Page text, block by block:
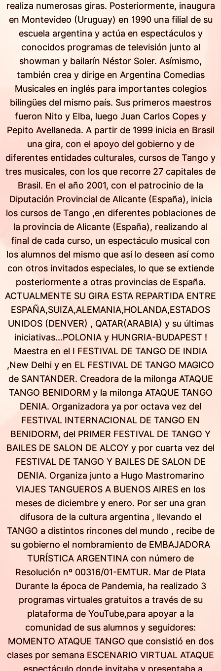
realiza numerosas giras. Posteriormente, inaugura
en Montevideo (Uruguay) en 1990 una filial de su
escuela argentina y actúa en espectáculos y
conocidos programas de televisión junto al
showman y bailarín Néstor Soler. Asímismo,
también crea y dirige en Argentina Comedias
Musicales en inglés para importantes colegios
bilingües del mismo país. Sus primeros maestros
fueron Nito y Elba, luego Juan Carlos Copes y
Pepito Avellaneda. A partir de 1999 inicia en Brasil
una gira, con el apoyo del gobierno y de
diferentes entidades culturales, cursos de Tango y
tres musicales, con los que recorre 27 capitales de
Brasil. En el año 2001, con el patrocinio de la
Diputación Provincial de Alicante (España), inicia
los cursos de Tango ,en diferentes poblaciones de
la provincia de Alicante (España), realizando al
final de cada curso, un espectáculo musical con
los alumnos del mismo que así lo deseen así como
con otros invitados especiales, lo que se extiende
posteriormente a otras provincias de España.
ACTUALMENTE SU GIRA ESTA REPARTIDA ENTRE
ESPAÑA,SUIZA,ALEMANIA,HOLANDA,ESTADOS
UNIDOS (DENVER) , QATAR(ARABIA) y su últimas
iniciativas...POLONIA y HUNGRIA-BUDAPEST !
Maestra en el I FESTIVAL DE TANGO DE INDIA
,New Delhi y en EL FESTIVAL DE TANGO MAGICO
de SANTANDER. Creadora de la milonga ATAQUE
TANGO BENIDORM y la milonga ATAQUE TANGO
DENIA. Organizadora ya por octava vez del
FESTIVAL INTERNACIONAL DE TANGO EN
BENIDORM, del PRIMER FESTIVAL DE TANGO Y
BAILES DE SALON DE ALCOY y por cuarta vez del
FESTIVAL DE TANGO Y BAILES DE SALON DE
DENIA. Organiza junto a Hugo Mastromarino
VIAJES TANGUEROS A BUENOS AIRES en los
meses de diciembre y enero. Por ser una gran
difusora de la cultura argentina , llevando el
TANGO a distintos rincones del mundo , recibe de
su gobierno el nombramiento de EMBAJADORA
TURÍSTICA ARGENTINA con número de
Resolución nº 00316/01-EMTUR. Mar de Plata
Durante la época de Pandemia, ha realizado 3
programas virtuales gratuitos a través de su
plataforma de YouTube,para apoyar a la
comunidad de sus alumnos y seguidores:
MOMENTO ATAQUE TANGO que consistió en dos
clases por semana ESCENARIO VIRTUAL ATAQUE
, espectáculo donde invitaba y presentaba a